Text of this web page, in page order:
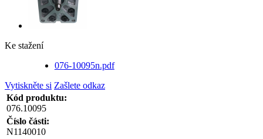
Ke stažení
076-10095n.pdf
Vytiskněte si Zašlete odkaz
Kód produktu:
076.10095
Číslo části:
N1140010